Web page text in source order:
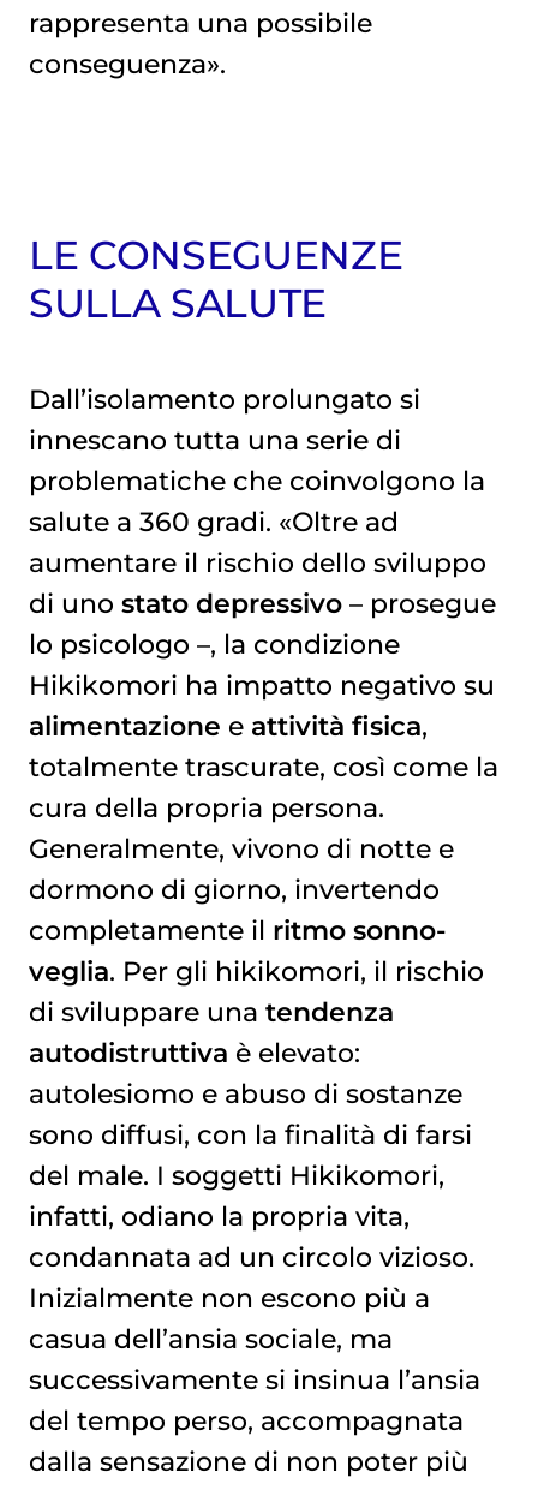
rappresenta una possibile
conseguenza».
LE CONSEGUENZE
SULLA SALUTE
Dall’isolamento prolungato si
innescano tutta una serie di
problematiche che coinvolgono la
salute a 360 gradi. «Oltre ad
aumentare il rischio dello sviluppo
di uno stato depressivo– prosegue
lo psicologo –, la condizione
Hikikomori ha impatto negativo su
alimentazione e attività fisica,
totalmente trascurate, così come la
cura della propria persona.
Generalmente, vivono di notte e
dormono di giorno, invertendo
completamente il ritmo sonno-
veglia. Per gli hikikomori, il rischio
di sviluppare una tendenza
autodistruttiva è elevato:
autolesiomo e abuso di sostanze
sono diffusi, con la finalità di farsi
del male. I soggetti Hikikomori,
infatti, odiano la propria vita,
condannata ad un circolo vizioso.
Inizialmente non escono più a
casua dell’ansia sociale, ma
successivamente si insinua l’ansia
del tempo perso, accompagnata
dalla sensazione di non poter più